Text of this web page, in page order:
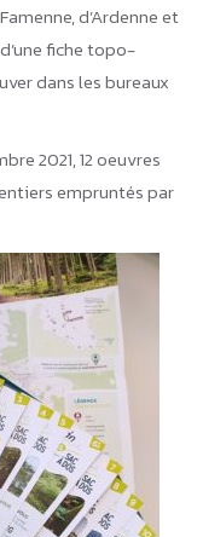
d’Ardenne et
fiche topo-
dans les bureaux
2021, 12 oeuvres
empruntés par